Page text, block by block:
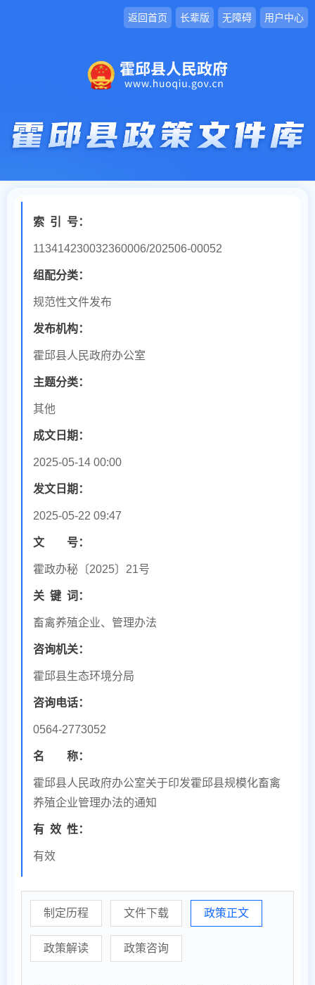
返回首页 长辈版 无障碍 用户中心
索 引 号：
113414230032360006/202506-00052
组配分类：
规范性文件发布
发布机构：
霍邱县人民政府办公室
主题分类：
其他
成文日期：
2025-05-14 00:00
发文日期：
2025-05-22 09:47
文 号：
霍政办秘〔2025〕21号
关 键 词：
畜禽养殖企业、管理办法
咨询机关：
霍邱县生态环境分局
咨询电话：
0564-2773052
名 称：
霍邱县人民政府办公室关于印发霍邱县规模化畜禽
养殖企业管理办法的通知
有 效 性：
有效
制定历程 文件下载 政策正文
政策解读 政策咨询